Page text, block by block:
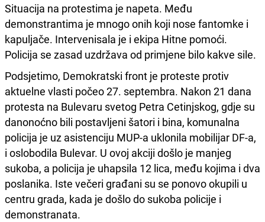
Situacija na protestima je napeta. Među
demonstrantima je mnogo onih koji nose fantomke i
kapuljače. Intervenisala je i ekipa Hitne pomoći.
Policija se zasad uzdržava od primjene bilo kakve sile.
Podsjetimo, Demokratski front je proteste protiv
aktuelne vlasti počeo 27. septembra. Nakon 21 dana
protesta na Bulevaru svetog Petra Cetinjskog, gdje su
danonoćno bili postavljeni šatori i bina, komunalna
policija je uz asistenciju MUP-a uklonila mobilijar DF-a,
i oslobodila Bulevar. U ovoj akciji došlo je manjeg
sukoba, a policija je uhapsila 12 lica, među kojima i dva
poslanika. Iste večeri građani su se ponovo okupili u
centru grada, kada je došlo do sukoba policije i
demonstranata.